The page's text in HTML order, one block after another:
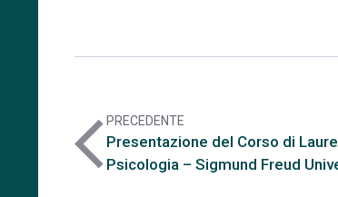
arrow_back_iosPRECEDENTE
Presentazione del Corso di
Psicologia – Sigmund Freud